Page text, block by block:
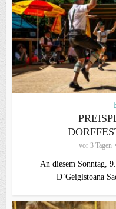
vor 3 Tagen
An diesem Sonntag,
D`Geiglstoana